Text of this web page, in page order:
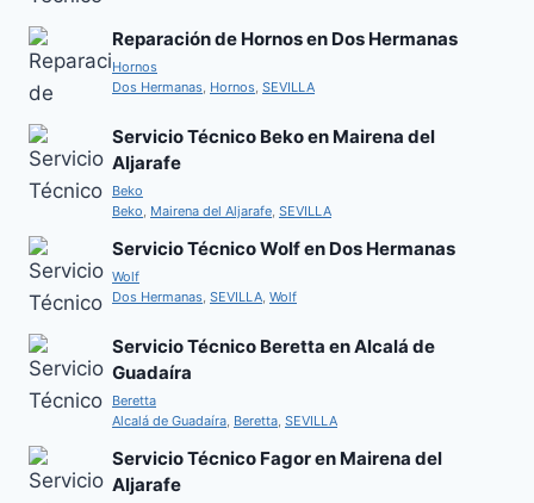
Reparación de Hornos en Dos Hermanas
Hornos
Dos Hermanas, Hornos, SEVILLA
Servicio Técnico Beko en Mairena del
Aljarafe
Beko
Beko, Mairena del Aljarafe, SEVILLA
Servicio Técnico Wolf en Dos Hermanas
Wolf
Dos Hermanas, SEVILLA, Wolf
Servicio Técnico Beretta en Alcalá de
Guadaíra
Beretta
Alcalá de Guadaíra, Beretta, SEVILLA
Servicio Técnico Fagor en Mairena del
Aljarafe